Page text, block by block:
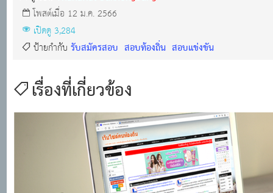
โพสต์เมื่อ 12 ม.ค. 2566
เปิดดู 3,284
ป้ายกำกับรับสมัครสอบ สอบท้องถิ่น สอบแข่งขัน
เรื่องที่เกี่ยวข้อง